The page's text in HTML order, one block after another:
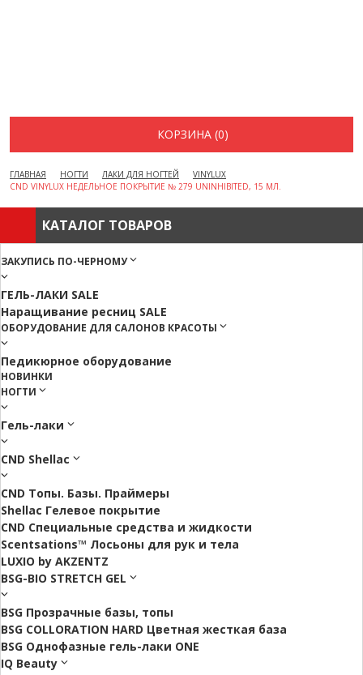
КОРЗИНА (0)
ГЛАВНАЯ НОГТИ ЛАКИ ДЛЯ НОГТЕЙ
VINYLUX
CND VINYLUX НЕДЕЛЬНОЕ ПОКРЫТИЕ № 279 UNINHIBITED, 15 МЛ.
КАТАЛОГ ТОВАРОВ
ЗАКУПИСЬ ПО-ЧЕРНОМУ
ГЕЛЬ-ЛАКИ SALE
Наращивание ресниц SALE
ОБОРУДОВАНИЕ ДЛЯ САЛОНОВ КРАСОТЫ
Педикюрное оборудование
НОВИНКИ
НОГТИ
Гель-лаки
CND Shellac
CND Топы. Базы. Праймеры
Shellac Гелевое покрытие
CND Специальные средства и жидкости
Scentsations™ Лосьоны для рук и тела
LUXIO by AKZENTZ
BSG-BIO STRETCH GEL
BSG Прозрачные базы, топы
BSG COLLORATION HARD Цветная жесткая база
BSG Однофазные гель-лаки ONE
IQ Beauty